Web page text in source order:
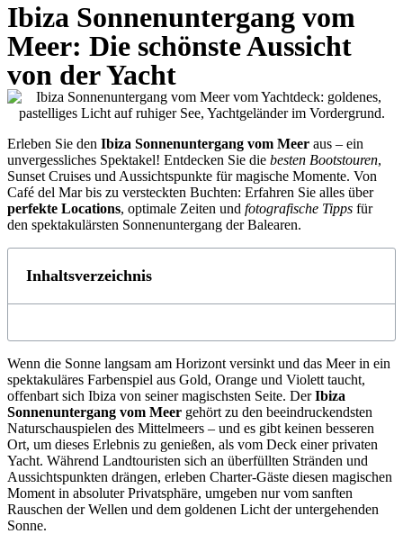
Ibiza Sonnenuntergang vom
Meer: Die schönste Aussicht
von der Yacht
Erleben Sie den Ibiza Sonnenuntergang vom Meer aus – ein
unvergessliches Spektakel! Entdecken Sie die besten Bootstouren,
Sunset Cruises und Aussichtspunkte für magische Momente. Von
Café del Mar bis zu versteckten Buchten: Erfahren Sie alles über
perfekte Locations, optimale Zeiten und fotografische Tipps für
den spektakulärsten Sonnenuntergang der Balearen.
Inhaltsverzeichnis
Wenn die Sonne langsam am Horizont versinkt und das Meer in ein
spektakuläres Farbenspiel aus Gold, Orange und Violett taucht,
offenbart sich Ibiza von seiner magischsten Seite. DerIbiza
Sonnenuntergang vom Meer gehört zu den beeindruckendsten
Naturschauspielen des Mittelmeers – und es gibt keinen besseren
Ort, um dieses Erlebnis zu genießen, als vom Deck einer privaten
Yacht. Während Landtouristen sich an überfüllten Stränden und
Aussichtspunkten drängen, erleben Charter-Gäste diesen magischen
Moment in absoluter Privatsphäre, umgeben nur vom sanften
Rauschen der Wellen und dem goldenen Licht der untergehenden
Sonne.